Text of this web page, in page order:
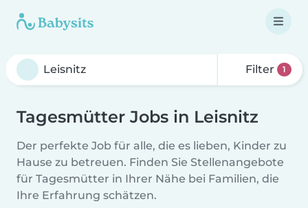
Filter 1
Tagesmütter Jobs in Leisnitz
Der perfekte Job für alle, die es lieben, Kinder zu
Hause zu betreuen. Finden Sie Stellenangebote
für Tagesmütter in Ihrer Nähe bei Familien, die
Ihre Erfahrung schätzen.